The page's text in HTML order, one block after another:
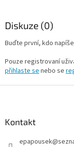
Diskuze (0)
Buďte první, kdo
Pouze registrovaní
přihlaste se nebo se
Kontakt
epapousek@